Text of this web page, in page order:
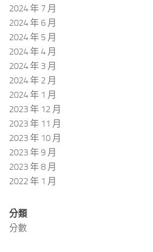
2024 年 7 月
2024 年 6 月
2024 年 5 月
2024 年 4 月
2024 年 3 月
2024 年 2 月
2024 年 1 月
2023 年 12 月
2023 年 11 月
2023 年 10 月
2023 年 9 月
2023 年 8 月
2022 年 1 月
分類
分數